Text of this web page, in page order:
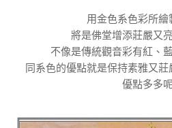
用金色系色彩所繪
將是佛堂增添莊嚴又
不像是傳統觀音彩有紅、
同系色的優點就是保持素雅又
優點多多